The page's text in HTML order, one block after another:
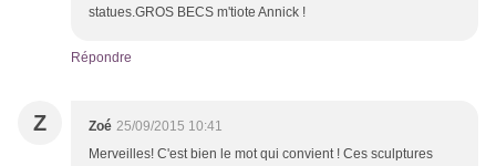
statues.GROS BECS m'tiote Annick !
Répondre
Z Zoé 25/09/2015 10:41
Merveilles! C'est bien le mot qui convient ! Ces sculptures